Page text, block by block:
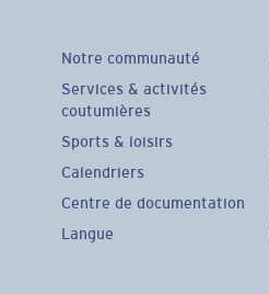
Notre communauté
Services & activités
coutumières
Sports & loisirs
Calendriers
Centre de documentation
Langue